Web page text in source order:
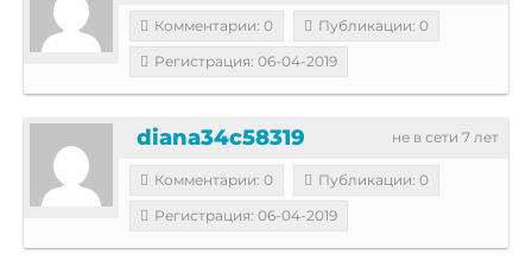
Комментарии: 0
Публикации: 0
Регистрация: 06-04-2019
не в сети 7 лет
diana34c58319
Комментарии: 0
Публикации: 0
Регистрация: 06-04-2019